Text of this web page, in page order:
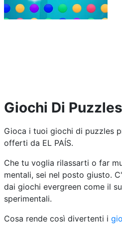
Giochi Di
Gioca i tuoi giochi di puzzles
offerti da EL PAÍS.
Che tu voglia rilassarti o far
mentali, sei nel posto giusto.
dai giochi evergreen come il
sperimentali.
Cosa rende così divertenti i